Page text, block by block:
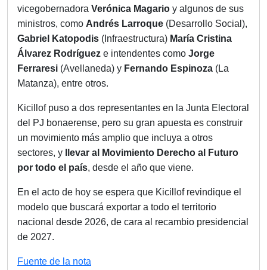
vicegobernadora Verónica Magario y algunos de sus
ministros, como Andrés Larroque (Desarrollo Social),
Gabriel Katopodis (Infraestructura) María Cristina
Álvarez Rodríguez e intendentes como Jorge
Ferraresi (Avellaneda) y Fernando Espinoza (La
Matanza), entre otros.
Kicillof puso a dos representantes en la Junta Electoral
del PJ bonaerense, pero su gran apuesta es construir
un movimiento más amplio que incluya a otros
sectores, y llevar al Movimiento Derecho al Futuro
por todo el país, desde el año que viene.
En el acto de hoy se espera que Kicillof revindique el
modelo que buscará exportar a todo el territorio
nacional desde 2026, de cara al recambio presidencial
de 2027.
Fuente de la nota